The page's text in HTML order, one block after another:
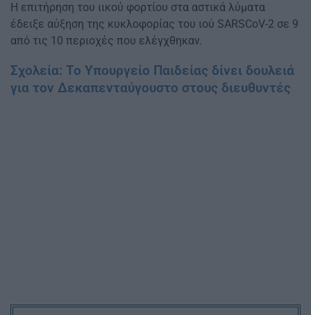
Η επιτήρηση του ιικού φορτίου στα αστικά λύματα
έδειξε αύξηση της κυκλοφορίας του ιού SARSCoV-2 σε 9
από τις 10 περιοχές που ελέγχθηκαν.
Σχολεία: Το Υπουργείο Παιδείας δίνει δουλειά
για τον Δεκαπενταύγουστο στους διευθυντές